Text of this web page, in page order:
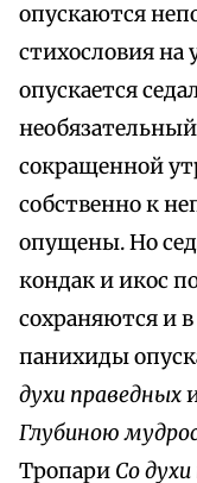
опускаются
стихословия
опускается
сокращенной
собственно к
опущены. Но
кондак и икос
сохраняются и
панихиды
духи праведных
Глубиною
Тропари Со